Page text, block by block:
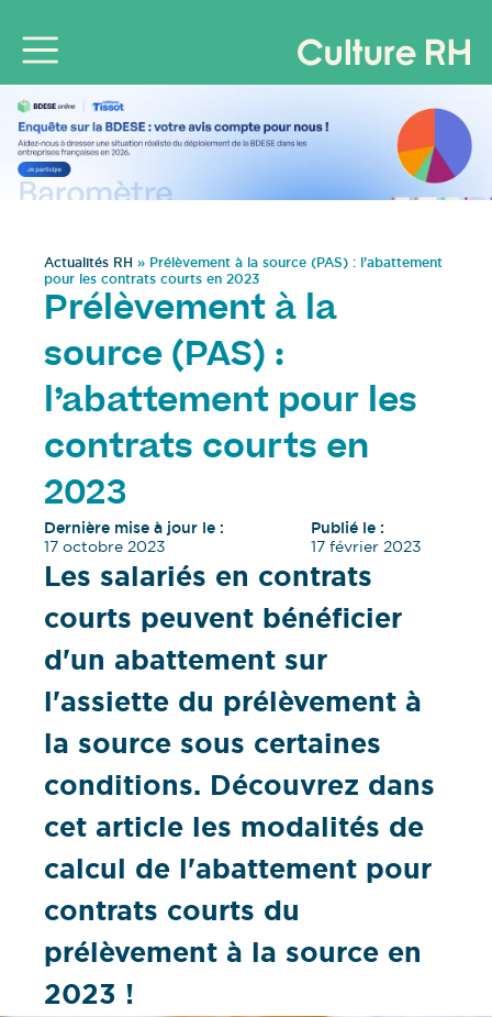
Actualités RH » Prélèvement à la source (PAS) : l’abattement
pour les contrats courts en 2023
Prélèvement à la
source (PAS) :
l’abattement pour les
contrats courts en
2023
Dernière mise à jour le :
17 octobre 2023
Publié le :
17 février 2023
Les salariés en contrats
courts peuvent bénéficier
d'un abattement sur
l'assiette du prélèvement à
la source sous certaines
conditions. Découvrez dans
cet article les modalités de
calcul de l'abattement pour
contrats courts du
prélèvement à la source en
2023 !